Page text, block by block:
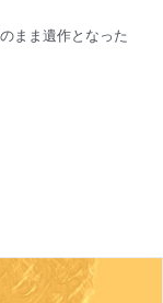
遺作となった